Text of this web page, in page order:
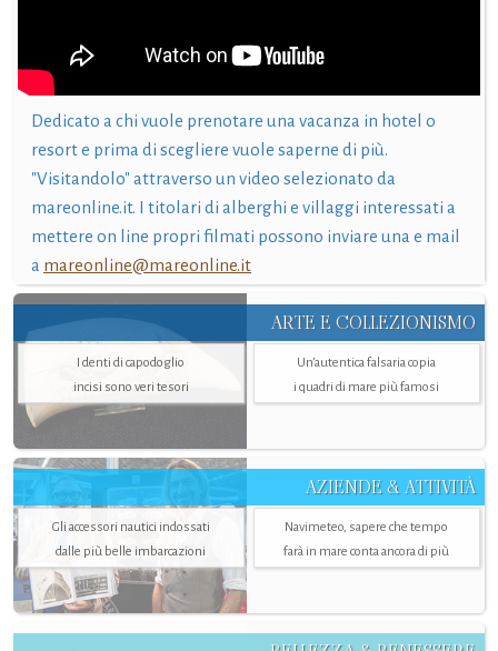
Dedicato a chi vuole prenotare una vacanza in hotel o
resort e prima di scegliere vuole saperne di più.
"Visitandolo" attraverso un video selezionato da
mareonline.it. I titolari di alberghi e villaggi interessati a
mettere on line propri filmati possono inviare una e mail
a mareonline@mareonline.it
ARTE E COLLEZIONISMO
I denti di capodoglio
incisi sono veri tesori
Un’autentica falsaria copia
i quadri di mare più famosi
AZIENDE & ATTIVITÀ
Gli accessori nautici indossati
dalle più belle imbarcazioni
Navimeteo, sapere che tempo
farà in mare conta ancora di più